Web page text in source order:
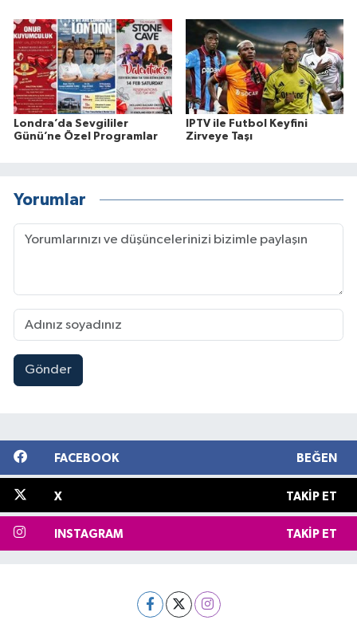
Londra’da Sevgililer
Günü’ne Özel Programlar
IPTV ile Futbol Keyfini
Zirveye Taşı
Yorumlar
Gönder
FACEBOOK BEĞEN
X TAKIP ET
INSTAGRAM TAKIP ET